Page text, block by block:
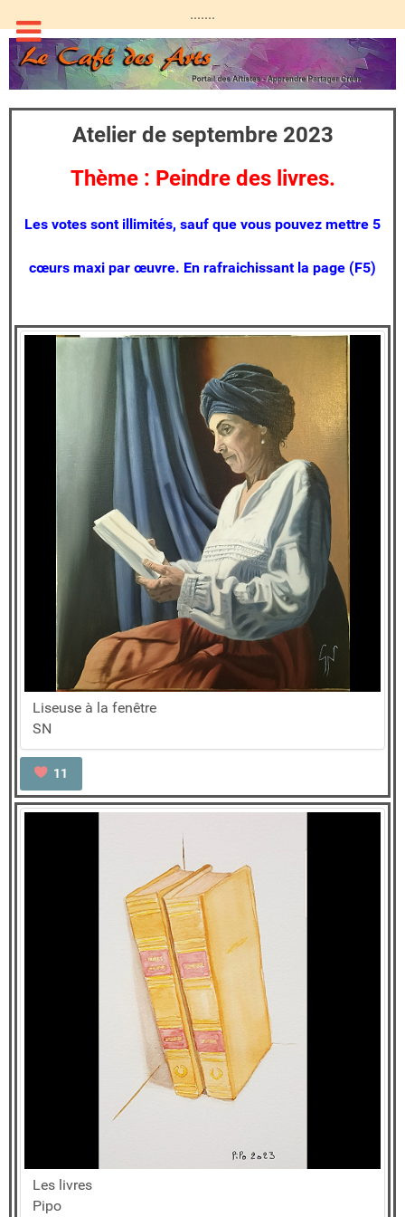
.......
Atelier de septembre 2023
Thème : Peindre des livres.
Les votes sont illimités, sauf que vous pouvez mettre 5
cœurs maxi par œuvre. En rafraichissant la page (F5)
Liseuse à la fenêtre
SN
11
Les livres
Pipo